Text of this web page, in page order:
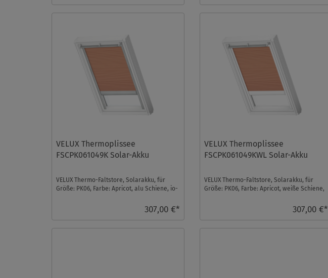
VELUX Thermoplissee
FSCPK061049K Solar-Akku
VELUX Thermo-Faltstore, Solarakku, für
Größe: PK06, Farbe: Apricot, alu Schiene, io-
307,00 €*
VELUX Thermoplissee
FSCPK061049KWL Solar-Akku
VELUX Thermo-Faltstore, Solarakku, für
Größe: PK06, Farbe: Apricot, weiße Schiene,
307,00 €*